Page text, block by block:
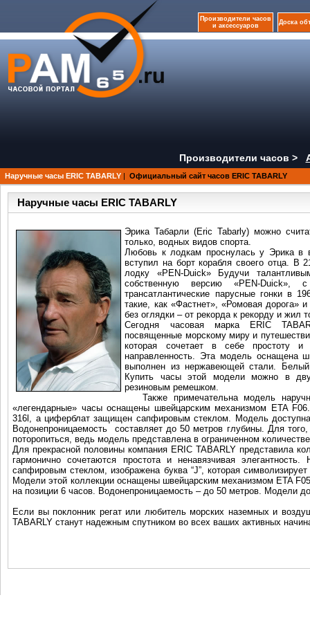
Производители часов
и аксессуаров
Доска
Производители часов >
Наручные часы ERIC TABARLY | Официальный сайт часов ERIC TABARLY
Наручные часы ERIC TABARLY
Эрика Табарли (Eric Tabarly) можно
только, водных видов спорта.
Любовь к лодкам проснулась у Эрика в
вступил на борт корабля своего отца. В
лодку «PEN-Duick» Будучи
собственную версию «PEN-Duick»,
трансатлантические парусные гонки в
такие, как «Фастнет», «Ромовая дорога»
без оглядки – от рекорда к рекорду и жил
Сегодня часовая марка ERIC
посвященные морскому миру и
которая сочетает в себе простоту и
направленность. Эта модель оснащена
выполнен из нержавеющей стали.
Купить часы этой модели можно в
резиновым ремешком.
Также примечательна модель
«легендарные» часы оснащены швейцарским механизмом ETA
316l, а циферблат защищен сапфировым стеклом. Модель
Водонепроницаемость составляет до 50 метров глубины. Для
поторопиться, ведь модель представлена в ограниченном
Для прекрасной половины компания ERIC TABARLY представила
гармонично сочетаются простота и ненавязчивая
сапфировым стеклом, изображена буква “J”, которая
Модели этой коллекции оснащены швейцарским механизмом ETA
на позиции 6 часов. Водонепроницаемость – до 50 метров. Модели
Если вы поклонник регат или любитель морских наземных и
TABARLY станут надежным спутником во всех ваших активных